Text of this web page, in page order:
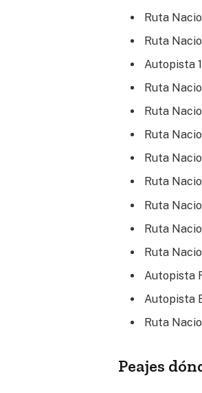
Ruta
Ruta
Autopista
Ruta
Ruta
Ruta
Ruta
Ruta
Ruta
Ruta
Ruta
Autopista
Autopista
Ruta
Peajes